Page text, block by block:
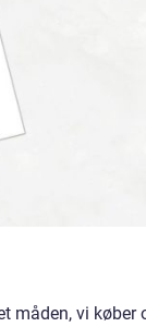
måden, vi køber